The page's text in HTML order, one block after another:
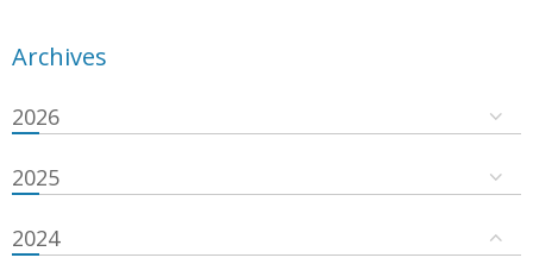
Archives
2026
2025
2024